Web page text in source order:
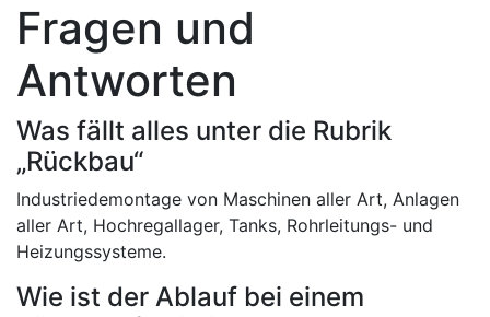
Fragen und
Antworten
Was fällt alles unter die Rubrik
„Rückbau“
Industriedemontage von Maschinen aller Art, Anlagen
aller Art, Hochregallager, Tanks, Rohrleitungs- und
Heizungssysteme.
Wie ist der Ablauf bei einem